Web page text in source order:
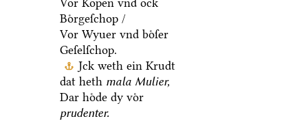
Vor Kopen vnd ock
Boͤrgeſchop /
Vor Wyuer vnd boͤſer
Geſelſchop.
Jck weth ein Krudt
dat heth mala Mulier,
Dar hoͤde dy voͤr
prudenter.